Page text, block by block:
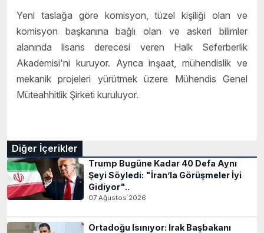
Yeni taslağa göre komisyon, tüzel kişiliği olan ve
komisyon başkanına bağlı olan ve askeri bilimler
alanında lisans derecesi veren Halk Seferberlik
Akademisi'ni kuruyor. Ayrıca inşaat, mühendislik ve
mekanik projeleri yürütmek üzere Mühendis Genel
Müteahhitlik Şirketi kuruluyor.
Diğer İçerikler
Trump Bugüne Kadar 40 Defa Aynı
Şeyi Söyledi: "İran’la Görüşmeler İyi
Gidiyor"..
07 Ağustos 2026
Ortadoğu Isınıyor: Irak Başbakanı